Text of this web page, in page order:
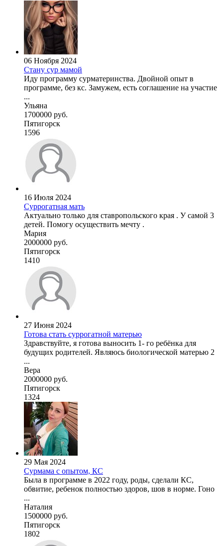
06 Ноября 2024
Стану сур мамой
Иду программу сурматеринства. Двойной опыт в
программе, без кс. Замужем, есть соглашение на участие
...
Ульяна
1700000 руб.
Пятигорск
1596
16 Июля 2024
Суррогатная мать
Актуально только для ставропольского края . У самой 3
детей. Помогу осуществить мечту .
Мария
2000000 руб.
Пятигорск
1410
27 Июня 2024
Готова стать суррогатной матерью
Здравствуйте, я готова выносить 1- го ребёнка для
будущих родителей. Являюсь биологической матерью 2
...
Вера
2000000 руб.
Пятигорск
1324
29 Мая 2024
Сурмама с опытом, КС
Была в программе в 2022 году, роды, сделали КС,
обвитие, ребенок полностью здоров, шов в норме. Гоно
...
Наталия
1500000 руб.
Пятигорск
1802